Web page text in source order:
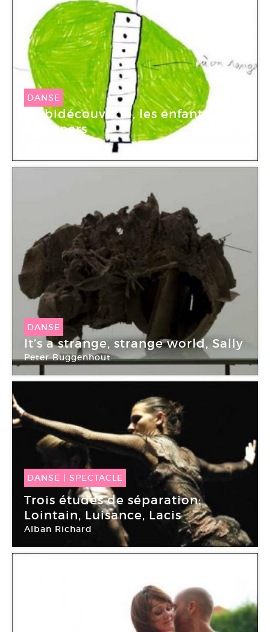
DANSE
Mobidécouverte, les enfants
designers
DANSE
It’s a strange, strange world, Sally
Peter Buggenhout
DANSE SPECTACLE
22 Sep -24 Sep 2010
Trois études de séparation:
Lointain, Luisance, Lacis
Alban Richard